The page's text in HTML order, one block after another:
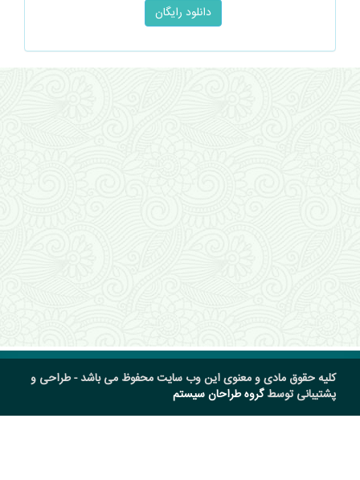
کلیه حقوق مادی و معنوی این وب سایت محفوظ می باشد - طراحی و
پشتیبانی توسطگروه طراحان سیستم